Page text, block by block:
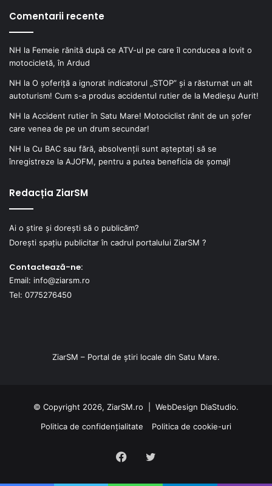
Comentarii recente
NH la Femeie rănită după ce ATV-ul pe care îl conducea a lovit o
motocicletă, în Ardud
NH la O șoferiță a ignorat indicatorul „STOP” și a răsturnat un alt
autoturism! Cum s-a produs accidentul rutier de la Medieșu Aurit!
NH la Accident rutier în Satu Mare! Motociclist rănit de un șofer
care venea de pe un drum secundar!
NH la Cu BAC sau fără, absolvenții sunt așteptați să se
înregistreze la AJOFM, pentru a putea beneficia de șomaj!
Redacția ZiarSM
Ai o știre și dorești să o publicăm?
Dorești spațiu publicitar în cadrul portalului ZiarSM ?
Contactează-ne:
Email: info@ziarsm.ro
Tel: 0775276450
ZiarSM – Portal de știri locale din Satu Mare.
© Copyright 2026, ZiarSM.ro | WebDesign DiaStudio.
Politica de confidențialitate
Politica de cookie-uri
FacebookTwitter